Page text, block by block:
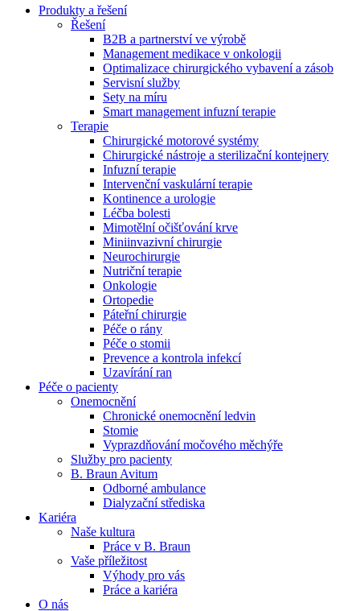
Produktový katalog​
Objevte naše produkty. Navštivte produktový katalog B.
Braun s našim kompletním produktovým portfoliem.
Odborné ambulance
Naše specializované ambulance jsou tu pro vás. Zvolte
specializaci a město, které potřebujete, a objednejte se do naší
ambulance.
Zůstaňte v dialogu s B. Braun. ​Kontaktujte nás.​
Produkty a řešení
Řešení
B2B a partnerství ve výrobě
Management medikace v onkologii
Optimalizace chirurgického vybavení a zásob
Servisní služby
Sety na míru
Smart management infuzní terapie​
Terapie
Chirurgické motorové systémy
Chirurgické nástroje a sterilizační kontejnery
Infuzní terapie
Intervenční vaskulární terapie
Kontinence a urologie
Léčba bolesti
Mimotělní očišťování krve
Miniinvazivní chirurgie
Neurochirurgie
Nutriční terapie
Onkologie
Ortopedie
Páteřní chirurgie
Péče o rány
Péče o stomii
Prevence a kontrola infekcí
Uzavírání ran
Péče o pacienty
Onemocnění
Chronické onemocnění ledvin
Stomie
Vyprazdňování močového měchýře
Služby pro pacienty
B. Braun Avitum
Odborné ambulance
Dialyzační střediska
Kariéra
Naše kultura
Práce v B. Braun
Vaše příležitost​
Výhody pro vás
Práce a kariéra
O nás